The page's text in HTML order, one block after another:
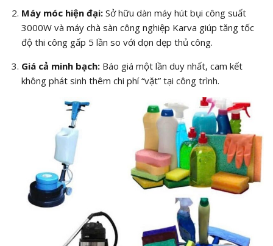
Máy móc hiện đại:Sở hữu dàn máy hút bụi công suất
3000W và máy chà sàn công nghiệp Karva giúp tăng tốc
độ thi công gấp 5 lần so với dọn dẹp thủ công.
Giá cả minh bạch:Báo giá một lần duy nhất, cam kết
không phát sinh thêm chi phí “vặt” tại công trình.